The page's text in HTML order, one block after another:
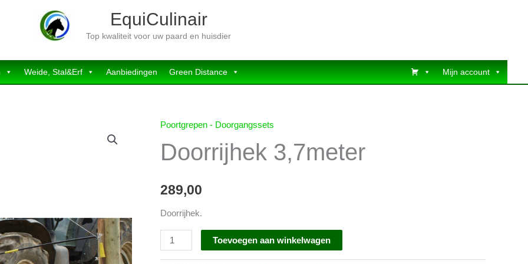
EquiCulinair
Top kwaliteit voor uw paard en huisdier
Weide, Stal&Erf Aanbiedingen Green Distance Mijn account
Poortgrepen - Doorgangssets
Doorrijhek 3,7meter
289,00
Doorrijhek.
Doorrijhek
3,7meter
Toevoegen aan winkelwagen